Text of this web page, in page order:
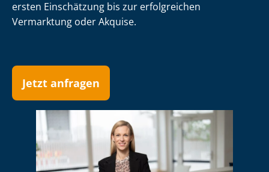
ersten Einschätzung bis zur erfolgreichen
Vermarktung oder Akquise.
Jetzt anfragen